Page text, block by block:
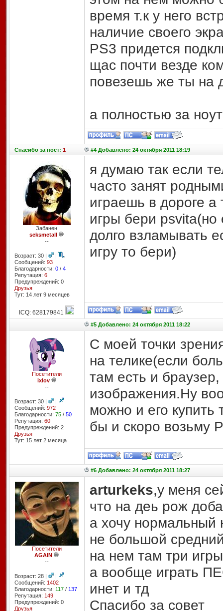
время т.к у него
наличие своего
PS3 придется
щас почти везде
повезешь же ты на
а полностью за
Спасибоза пост: 1 #4 Добавлено: 24 октября 2011 18:19
Забанен
seksmetall
--
Возраст: 30 |
|
Сообщений: 93
Благодарности: 0/ 4
Репутация: 6
Предупреждений: 0
Друзья
Тут: 14 лет 9 месяцев
я думаю так если
часто занят
играешь в дороге
игры бери
долго взламывать
игру то бери)
ICQ: 628179841
#5 Добавлено: 24 октября 2011 18:22
Посетители
ixlov
--
Возраст: 30 |
|
Сообщений: 972
Благодарности: 75/ 50
Репутация: 60
Предупреждений: 2
Друзья
Тут: 15 лет 2 месяцa
С моей точки
на телике(если
там есть и
изображения.Ну
можно и его купить
бы и скоро возьму
#6 Добавлено: 24 октября 2011 18:27
Посетители
AGAIN
--
Возраст: 28 |
|
Сообщений: 1402
Благодарности: 117/ 137
Репутация: 149
Предупреждений: 0
Друзья
arturkeks,у меня
что на деь рож
а хочу нормальный
не большой
на нем там три
а вообще играть
инет и тд
Спасибо за совет